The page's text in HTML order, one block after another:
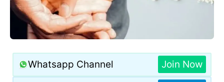
Whatsapp Channel Join Now